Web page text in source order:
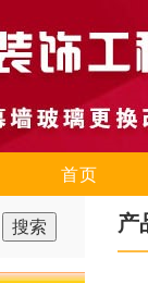
首页
产